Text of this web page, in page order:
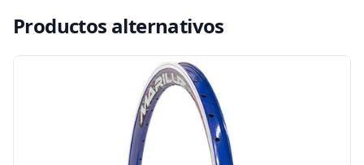
Productos alternativos